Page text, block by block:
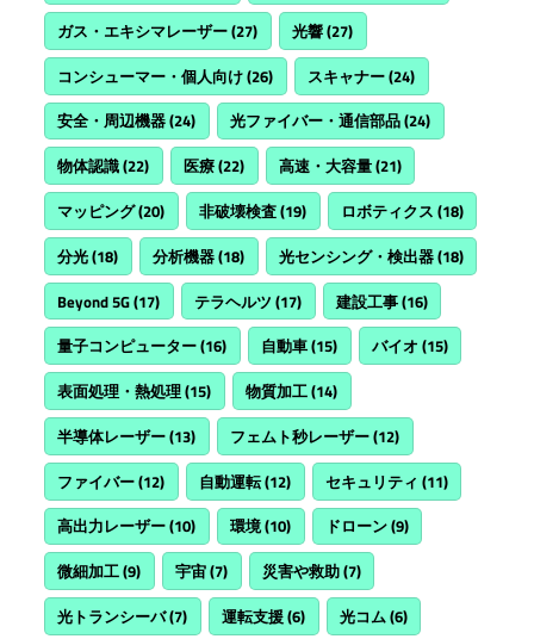
ガス・エキシマレーザー(27) 光響(27)
コンシューマー・個人向け(26) スキャナー(24)
安全・周辺機器(24) 光ファイバー・通信部品(24)
物体認識(22) 医療(22) 高速・大容量(21)
マッピング(20) 非破壊検査(19) ロボティクス (18)
分光(18) 分析機器(18) 光センシング・検出器(18)
Beyond 5G(17) テラヘルツ (17) 建設工事(16)
量子コンピューター(16) 自動車(15) バイオ (15)
表面処理・熱処理(15) 物質加工(14)
半導体レーザー(13) フェムト秒レーザー(12)
ファイバー(12) 自動運転(12) セキュリティ (11)
高出力レーザー(10) 環境(10) ドローン(9)
微細加工(9) 宇宙(7) 災害や救助(7)
光トランシーバ(7) 運転支援(6) 光コム(6)